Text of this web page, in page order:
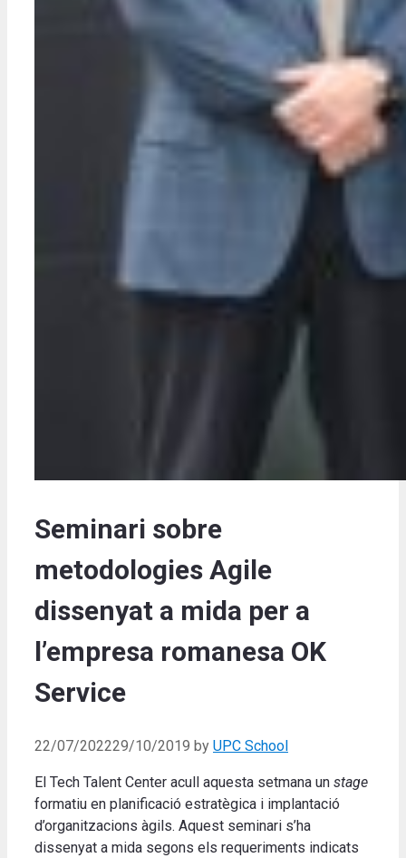
Seminari sobre
metodologies Agile
dissenyat a mida per a
l’empresa romanesa OK
Service
22/07/202229/10/2019 by UPC School
El Tech Talent Center acull aquesta setmana un stage
formatiu en planificació estratègica i implantació
d’organitzacions àgils. Aquest seminari s’ha
dissenyat a mida segons els requeriments indicats